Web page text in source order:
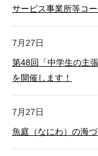
サービス事業所等コ
7月27日
第48回「中学生の主
を開催します！
7月27日
魚庭（なにわ）の海